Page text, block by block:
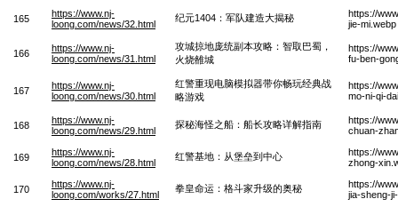
165
https://www.nj-
loong.com/news/32.html
纪元1404：军队建造大揭秘
https://
jie-mi.webp
166
https://www.nj-
loong.com/news/31.html
攻城掠地庞统副本攻略：智取巴蜀，
火烧雒城
https://
fu-ben-
167
https://www.nj-
loong.com/news/30.html
红警重现电脑模拟器带你畅玩经典战
略游戏
https://
mo-ni-qi-
168
https://www.nj-
loong.com/news/29.html
探秘海怪之船：船长攻略详解指南
https://
chuan-
169
https://www.nj-
loong.com/news/28.html
红警基地：从堡垒到中心
https://
zhong-
170
https://www.nj-
loong.com/works/27.html
拳皇命运：格斗家升级的奥秘
https://
jia-sheng-